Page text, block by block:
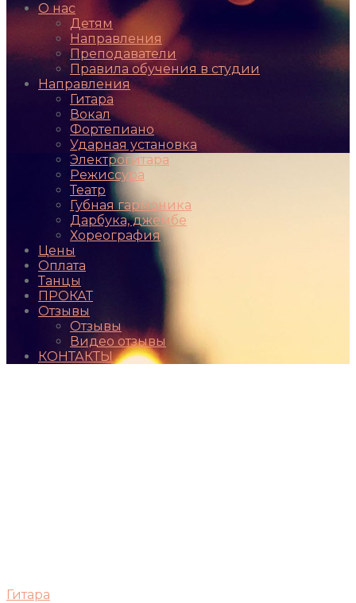
О нас
Детям
Направления
Преподаватели
Правила обучения в студии
Направления
Гитара
Вокал
Фортепиано
Ударная установка
Электрогитара
Режиссура
Театр
Губная гармоника
Дарбука, джембе
Хореография
Цены
Оплата
Танцы
ПРОКАТ
Отзывы
Отзывы
Видео отзывы
КОНТАКТЫ
Гитара